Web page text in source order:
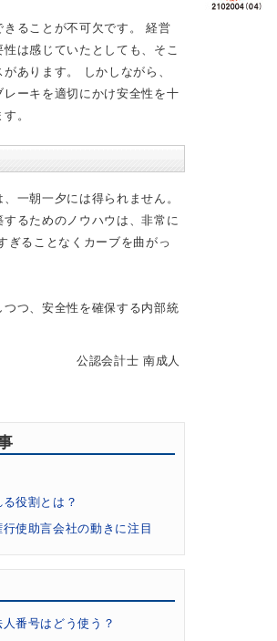
ることが不可欠です。 経営
は感じていたとしても、そこ
あります。 しかしながら、
ーキを適切にかけ安全性を十
。
一朝一夕には得られません。
るためのノウハウは、非常に
ぎることなくカーブを曲がっ
つ、安全性を確保する内部統
公認会計士 南成人
役割とは？
使助言会社の動きに注目
計士業務への影響は？
コンサル事情
の財務調査業務の価値の高さ
査導入で高まる需要
番号はどう使う？